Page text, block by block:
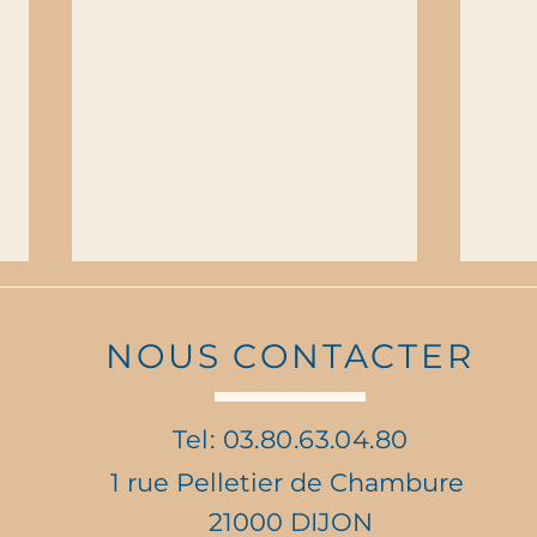
Vente de Roses Anonymes
NOUS CONTACTER
Tel: 03.80.63.04.80
1 rue Pelletier de Chambure
21000 DIJON